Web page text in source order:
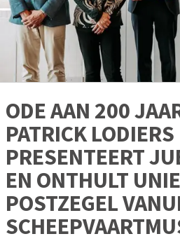
ODE AAN 200
PATRICK LODIERS
PRESENTEERT
EN ONTHULT
POSTZEGEL